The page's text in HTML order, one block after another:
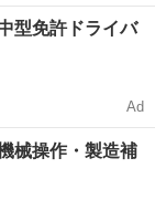
管だっ
の使用感があり
型免許ドライバ
Ad
械操作・製造補